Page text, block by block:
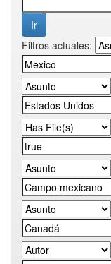
Filtros actuales: